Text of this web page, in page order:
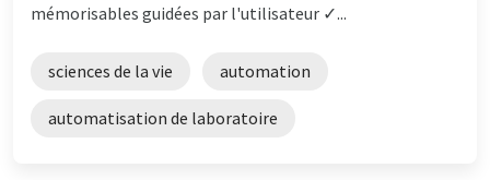
mémorisables guidées par l'utilisateur ✓...
sciences de la vie automation
automatisation de laboratoire